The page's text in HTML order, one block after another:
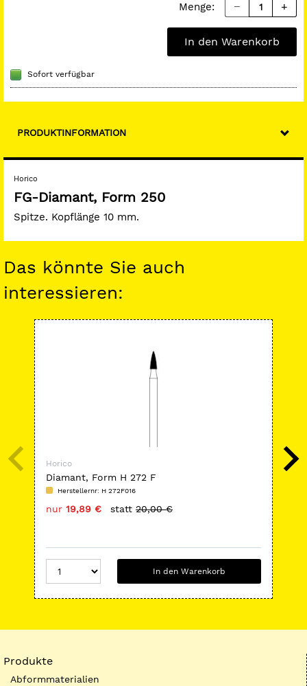
Menge:
In den Warenkorb
Sofort verfügbar
PRODUKTINFORMATION
Horico
FG-Diamant, Form 250
Spitze. Kopflänge 10 mm.
Das könnte Sie auch
interessieren:
Horico
Diamant, Form H 272 F
Herstellernr: H 272F016
nur 19,89 € statt 20,00 €
In den Warenkorb
Produkte
Abformmaterialien